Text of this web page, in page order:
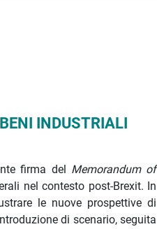
INDUSTRIALI
firma del Memorandum of
nel contesto post-Brexit. In
le nuove prospettive di
di scenario, seguita